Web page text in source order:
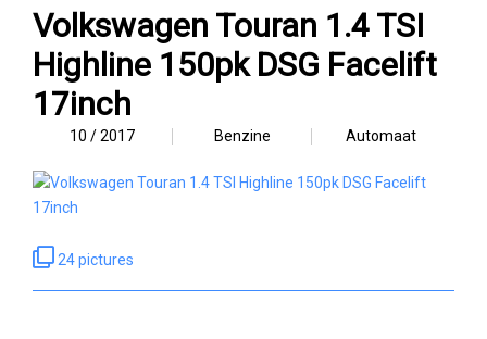
Volkswagen Touran 1.4 TSI
Highline 150pk DSG Facelift
17inch
10 / 2017 Benzine Automaat
24 pictures